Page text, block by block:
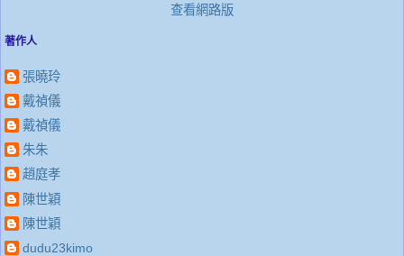
查看網路版
著作人
張曉玲
戴禎儀
戴禎儀
朱朱
趙庭孝
陳世穎
陳世穎
dudu23kimo